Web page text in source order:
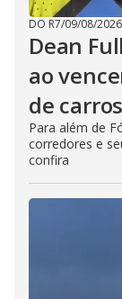
DO R7/09/08/2026
Dean
ao
de
Para além de
corredores e
confira